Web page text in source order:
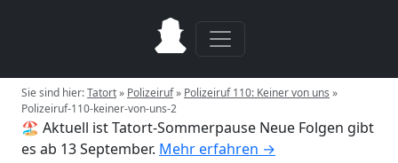
Sie sind hier:Tatort» Polizeiruf» Polizeiruf 110: Keiner von uns »
Polizeiruf-110-keiner-von-uns-2
🏖️ Aktuell ist Tatort-Sommerpause Neue Folgen gibt
es ab 13 September. Mehr erfahren →